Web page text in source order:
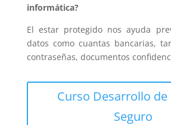
informática?
El estar protegido nos ayuda
datos como cuantas bancarias,
contraseñas, documentos
Curso Desarrollo de
Seguro